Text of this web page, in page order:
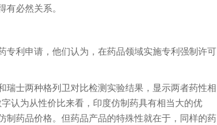
必然关系。
利申请，他们认为，在药品领域实施专利强制许可
士两种格列卫对比检测实验结果，显示两者药性相
认为从性价比来看，印度仿制药具有相当大的优
制药品价格。但药品产品的特殊性就在于，同样的药